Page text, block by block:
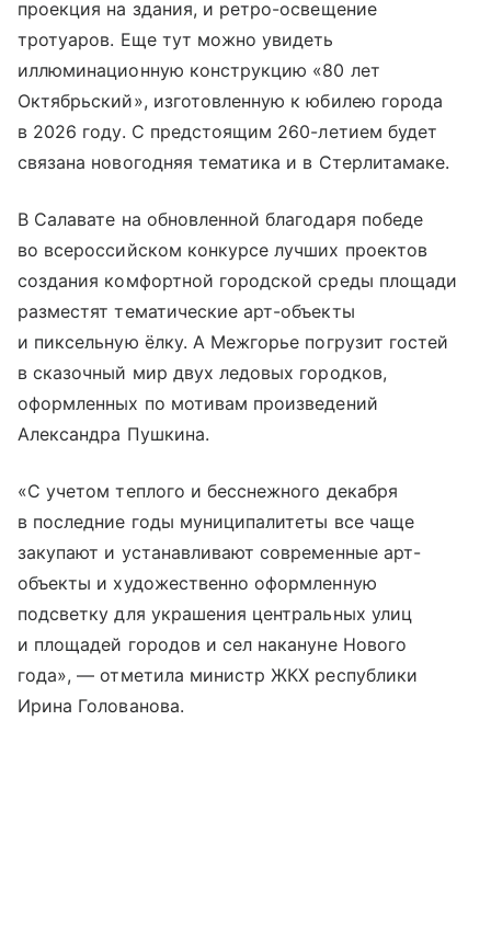
проекция на здания, и ретро-освещение
тротуаров. Еще тут можно увидеть
иллюминационную конструкцию «80 лет
Октябрьский», изготовленную к юбилею города
в 2026 году. С предстоящим 260-летием будет
связана новогодняя тематика и в Стерлитамаке.
В Салавате на обновленной благодаря победе
во всероссийском конкурсе лучших проектов
создания комфортной городской среды площади
разместят тематические арт-объекты
и пиксельную ёлку. А Межгорье погрузит гостей
в сказочный мир двух ледовых городков,
оформленных по мотивам произведений
Александра Пушкина.
«С учетом теплого и бесснежного декабря
в последние годы муниципалитеты все чаще
закупают и устанавливают современные арт-
объекты и художественно оформленную
подсветку для украшения центральных улиц
и площадей городов и сел накануне Нового
года», — отметила министр ЖКХ республики
Ирина Голованова.